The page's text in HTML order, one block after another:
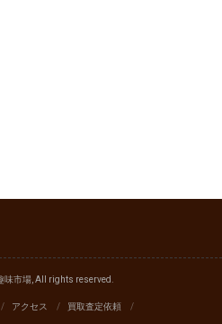
味市場, All rights reserved.
アクセス 買取査定依頼